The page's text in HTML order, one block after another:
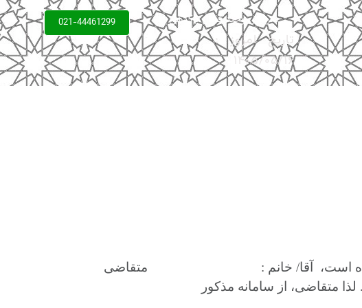
سردبیر: وحید فعال پاکدهی
تاریخ امروز :
۱۴۰۵/۰۵/۱۶
021-44461299
اﺳﺖ، آﻗﺎ/ ﺧﺎﻧﻢ :
ﻣﺘﻘﺎﺿﯽ
ﻣﺘﻘﺎﺿﯽ، از ﺳﺎﻣﺎﻧﻪ ﻣﺬﮐﻮر